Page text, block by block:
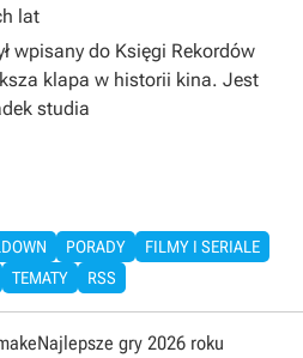
lat
wpisany do Księgi Rekordów
klapa w historii kina. Jest
studia
PORADY
FILMY I SERIALE
TEMATY RSS
Najlepsze gry 2026 roku